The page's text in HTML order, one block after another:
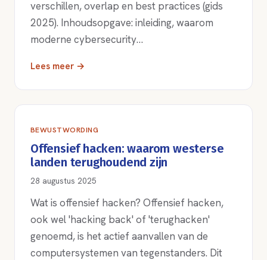
verschillen, overlap en best practices (gids
2025). Inhoudsopgave: inleiding, waarom
moderne cybersecurity…
Lees meer →
BEWUSTWORDING
Offensief hacken: waarom westerse
landen terughoudend zijn
28 augustus 2025
Wat is offensief hacken? Offensief hacken,
ook wel 'hacking back' of 'terughacken'
genoemd, is het actief aanvallen van de
computersystemen van tegenstanders. Dit